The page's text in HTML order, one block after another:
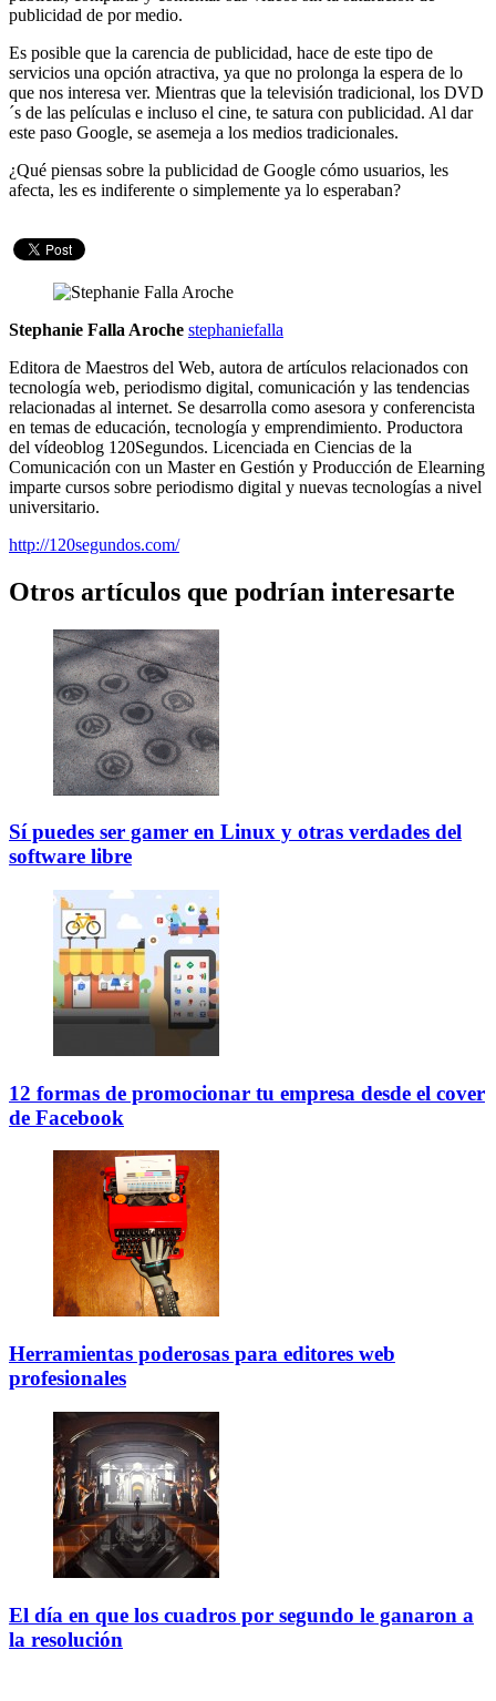
publicidad de por medio.
Es posible que la carencia de publicidad, hace de este tipo de
servicios una opción atractiva, ya que no prolonga la espera de lo
que nos interesa ver. Mientras que la televisión tradicional, los DVD
´s de las películas e incluso el cine, te satura con publicidad. Al dar
este paso Google, se asemeja a los medios tradicionales.
¿Qué piensas sobre la publicidad de Google cómo usuarios, les
afecta, les es indiferente o simplemente ya lo esperaban?
Stephanie Falla Aroche stephaniefalla
Editora de Maestros del Web, autora de artículos relacionados con
tecnología web, periodismo digital, comunicación y las tendencias
relacionadas al internet. Se desarrolla como asesora y conferencista
en temas de educación, tecnología y emprendimiento. Productora
del vídeoblog 120Segundos. Licenciada en Ciencias de la
Comunicación con un Master en Gestión y Producción de Elearning
imparte cursos sobre periodismo digital y nuevas tecnologías a nivel
universitario.
http://120segundos.com/
Otros artículos que podrían interesarte
Sí puedes ser gamer en Linux y otras verdades del
software libre
12 formas de promocionar tu empresa desde el cover
de Facebook
Herramientas poderosas para editores web
profesionales
El día en que los cuadros por segundo le ganaron a
la resolución